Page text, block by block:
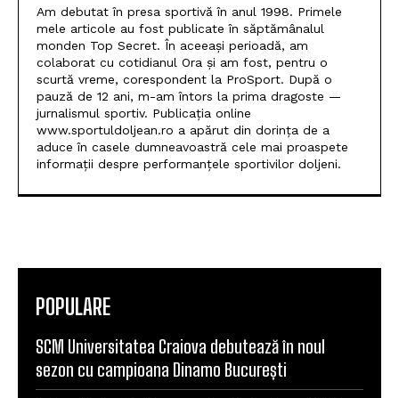
Am debutat în presa sportivă în anul 1998. Primele
mele articole au fost publicate în săptămânalul
monden Top Secret. În aceeași perioadă, am
colaborat cu cotidianul Ora și am fost, pentru o
scurtă vreme, corespondent la ProSport. După o
pauză de 12 ani, m-am întors la prima dragoste —
jurnalismul sportiv. Publicația online
www.sportuldoljean.ro a apărut din dorința de a
aduce în casele dumneavoastră cele mai proaspete
informații despre performanțele sportivilor doljeni.
POPULARE
SCM Universitatea Craiova debutează în noul
sezon cu campioana Dinamo București